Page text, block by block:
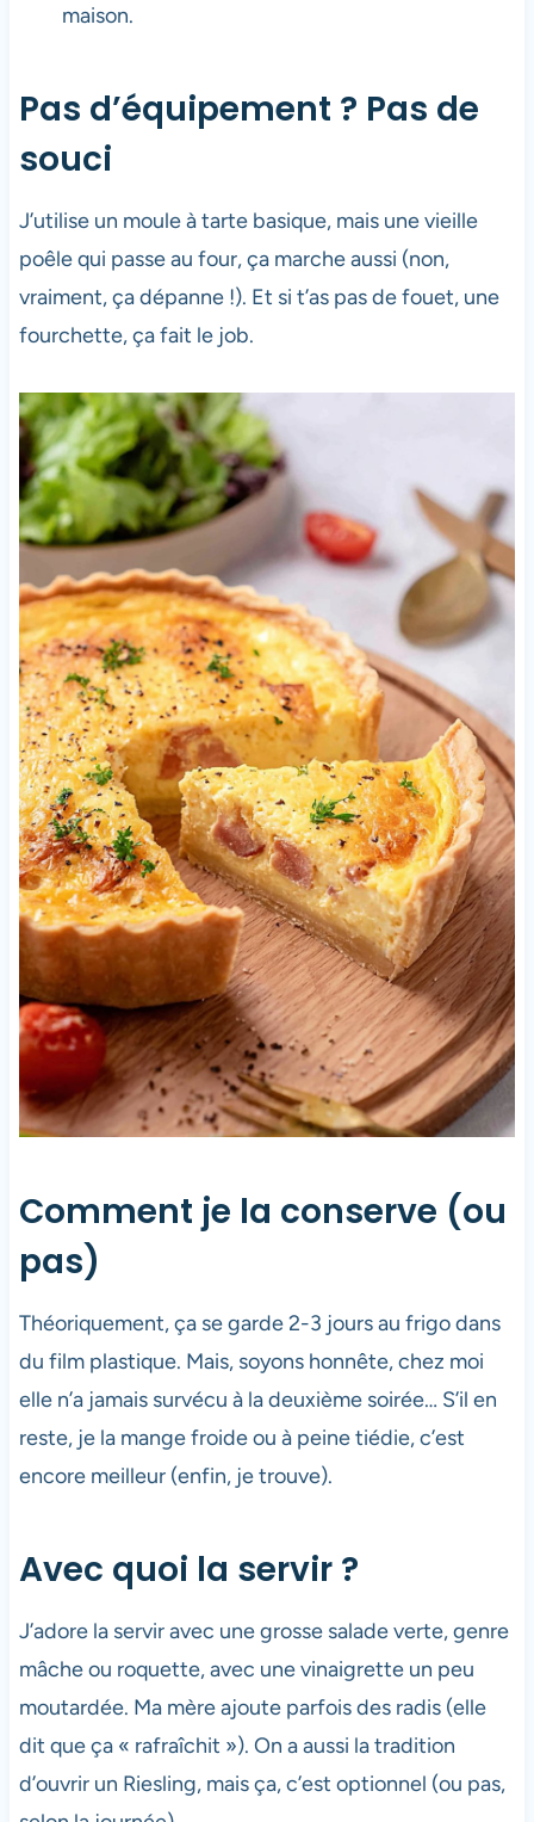
maison.
Pas d’équipement ? Pas de
souci
J’utilise un moule à tarte basique, mais une vieille
poêle qui passe au four, ça marche aussi (non,
vraiment, ça dépanne !). Et si t’as pas de fouet, une
fourchette, ça fait le job.
Comment je la conserve (ou
pas)
Théoriquement, ça se garde 2-3 jours au frigo dans
du film plastique. Mais, soyons honnête, chez moi
elle n’a jamais survécu à la deuxième soirée… S’il en
reste, je la mange froide ou à peine tiédie, c’est
encore meilleur (enfin, je trouve).
Avec quoi la servir ?
J’adore la servir avec une grosse salade verte, genre
mâche ou roquette, avec une vinaigrette un peu
moutardée. Ma mère ajoute parfois des radis (elle
dit que ça « rafraîchit »). On a aussi la tradition
d’ouvrir un Riesling, mais ça, c’est optionnel (ou pas,